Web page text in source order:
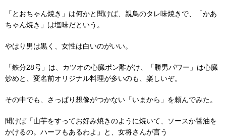
「とおちゃん焼き」は何かと聞けば、親鳥のタレ味焼きで、「かあ
ちゃん焼き」は塩味だという。
やはり男は黒く、女性は白いのがいい。
「鉄分28号」は、カツオの心臓ポン酢がけ、「勝男パワー」は心臓
炒めと、変名前オリジナル料理が多いのも、楽しいぞ。
その中でも、さっぱり想像がつかない「いまから」を頼んでみた。
聞けば「山芋をすってお好み焼きのように焼いて、ソースか醤油を
かけるの。ハーフもあるわよ」と、女将さんが言う